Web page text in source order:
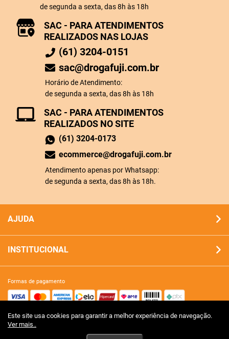
Este site usa cookies para garantir a melhor experiência de navegação.
Ver mais..
de segunda a sexta, das 8h às 18h
SAC - PARA ATENDIMENTOS
REALIZADOS NO SITE
(61) 3204-0173
ecommerce@drogafuji.com.br
Atendimento apenas por Whatsapp:
de segunda a sexta, das 8h às 18h.
SAC - PARA ATENDIMENTOS
REALIZADOS NAS LOJAS
(61) 3204-0151
sac@drogafuji.com.br
Horário de Atendimento:
de segunda a sexta, das 8h às 18h
AJUDA
INSTITUCIONAL
formas de pagamento
site 100% seguro